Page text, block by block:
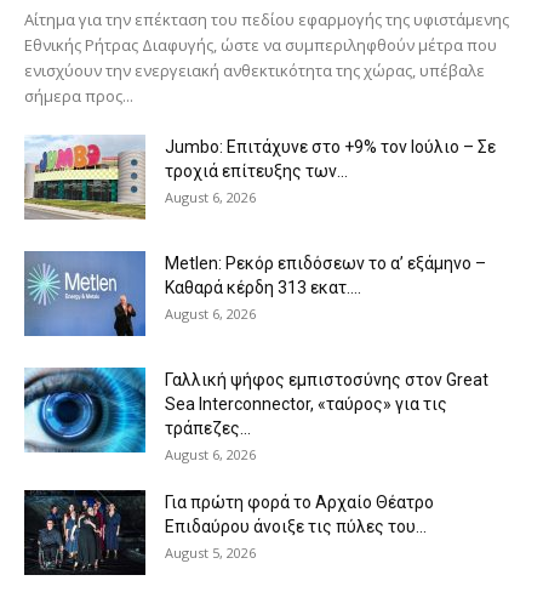
Αίτημα για την επέκταση του πεδίου εφαρμογής της υφιστάμενης
Εθνικής Ρήτρας Διαφυγής, ώστε να συμπεριληφθούν μέτρα που
ενισχύουν την ενεργειακή ανθεκτικότητα της χώρας, υπέβαλε
σήμερα προς...
Jumbo: Επιτάχυνε στο +9% τον Ιούλιο – Σε
τροχιά επίτευξης των...
August 6, 2026
Metlen: Ρεκόρ επιδόσεων το α’ εξάμηνο –
Kαθαρά κέρδη 313 εκατ....
August 6, 2026
Γαλλική ψήφος εμπιστοσύνης στον Great
Sea Interconnector, «ταύρος» για τις
τράπεζες...
August 6, 2026
Για πρώτη φορά το Αρχαίο Θέατρο
Επιδαύρου άνοιξε τις πύλες του...
August 5, 2026